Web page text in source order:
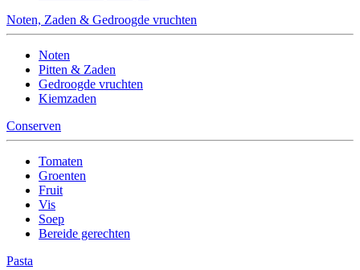
Noten, Zaden & Gedroogde vruchten
Noten
Pitten & Zaden
Gedroogde vruchten
Kiemzaden
Conserven
Tomaten
Groenten
Fruit
Vis
Soep
Bereide gerechten
Pasta